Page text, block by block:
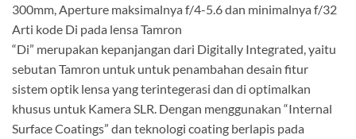
300mm, Aperture maksimalnya f/4-5.6 dan minimalnya f/32
Arti kode Di pada lensa Tamron
“Di” merupakan kepanjangan dari Digitally Integrated, yaitu
sebutan Tamron untuk untuk penambahan desain fitur
sistem optik lensa yang terintegerasi dan di optimalkan
khusus untuk Kamera SLR. Dengan menggunakan “Internal
Surface Coatings” dan teknologi coating berlapis pada